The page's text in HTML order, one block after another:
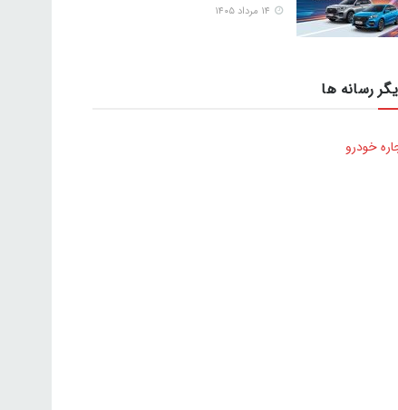
رسانه ها
خودرو